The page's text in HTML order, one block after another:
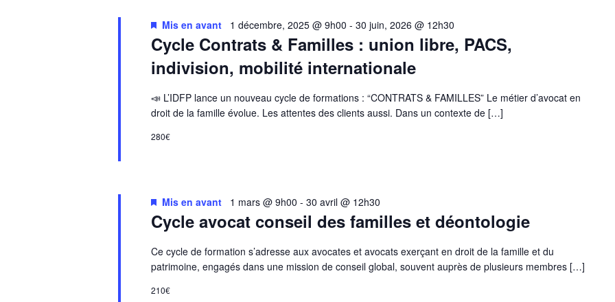
Cycle Contrats & Familles : union libre, PACS,
indivision, mobilité internationale
Mis en avant 1 décembre, 2025 @ 9h00 - 30 juin, 2026 @ 12h30
📣 L’IDFP lance un nouveau cycle de formations : “CONTRATS & FAMILLES” Le métier d’avocat en
droit de la famille évolue. Les attentes des clients aussi. Dans un contexte de […]
280€
Cycle avocat conseil des familles et déontologie
Mis en avant 1 mars @ 9h00 - 30 avril @ 12h30
Ce cycle de formation s’adresse aux avocates et avocats exerçant en droit de la famille et du
patrimoine, engagés dans une mission de conseil global, souvent auprès de plusieurs membres […]
210€